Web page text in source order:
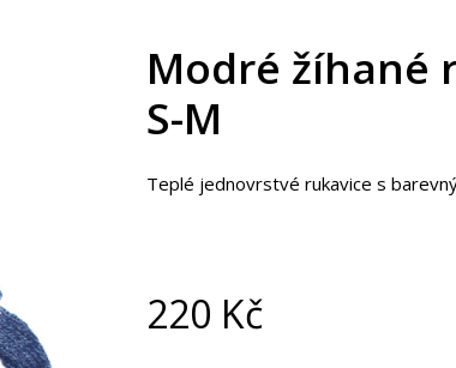
Modré žíhané
S-M
Teplé jednovrstvé rukavice s
220 Kč